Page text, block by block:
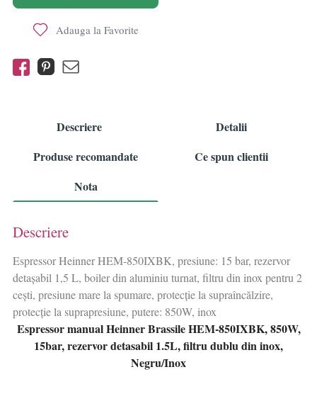
Adauga la Favorite
Descriere
Detalii
Produse recomandate
Ce spun clientii
Nota
Descriere
Espressor Heinner HEM-850IXBK, presiune: 15 bar, rezervor
detașabil 1,5 L, boiler din aluminiu turnat, filtru din inox pentru 2
cești, presiune mare la spumare, protecție la supraîncălzire,
protecție la suprapresiune, putere: 850W, inox
Espressor manual Heinner Brassile HEM-850IXBK, 850W,
15bar, rezervor detasabil 1.5L, filtru dublu din inox,
Negru/Inox